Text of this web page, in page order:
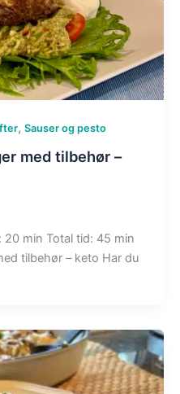
, Sauser og pesto
med tilbehør –
min Total tid: 45 min
tilbehør – keto Har du